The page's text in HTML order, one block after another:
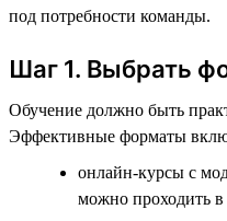
под потребности команды.
Шаг 1. Выбрать
Обучение должно быть
Эффективные форматы
онлайн-курсы с
можно проходить в